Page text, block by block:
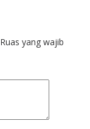
Ruas yang wajib